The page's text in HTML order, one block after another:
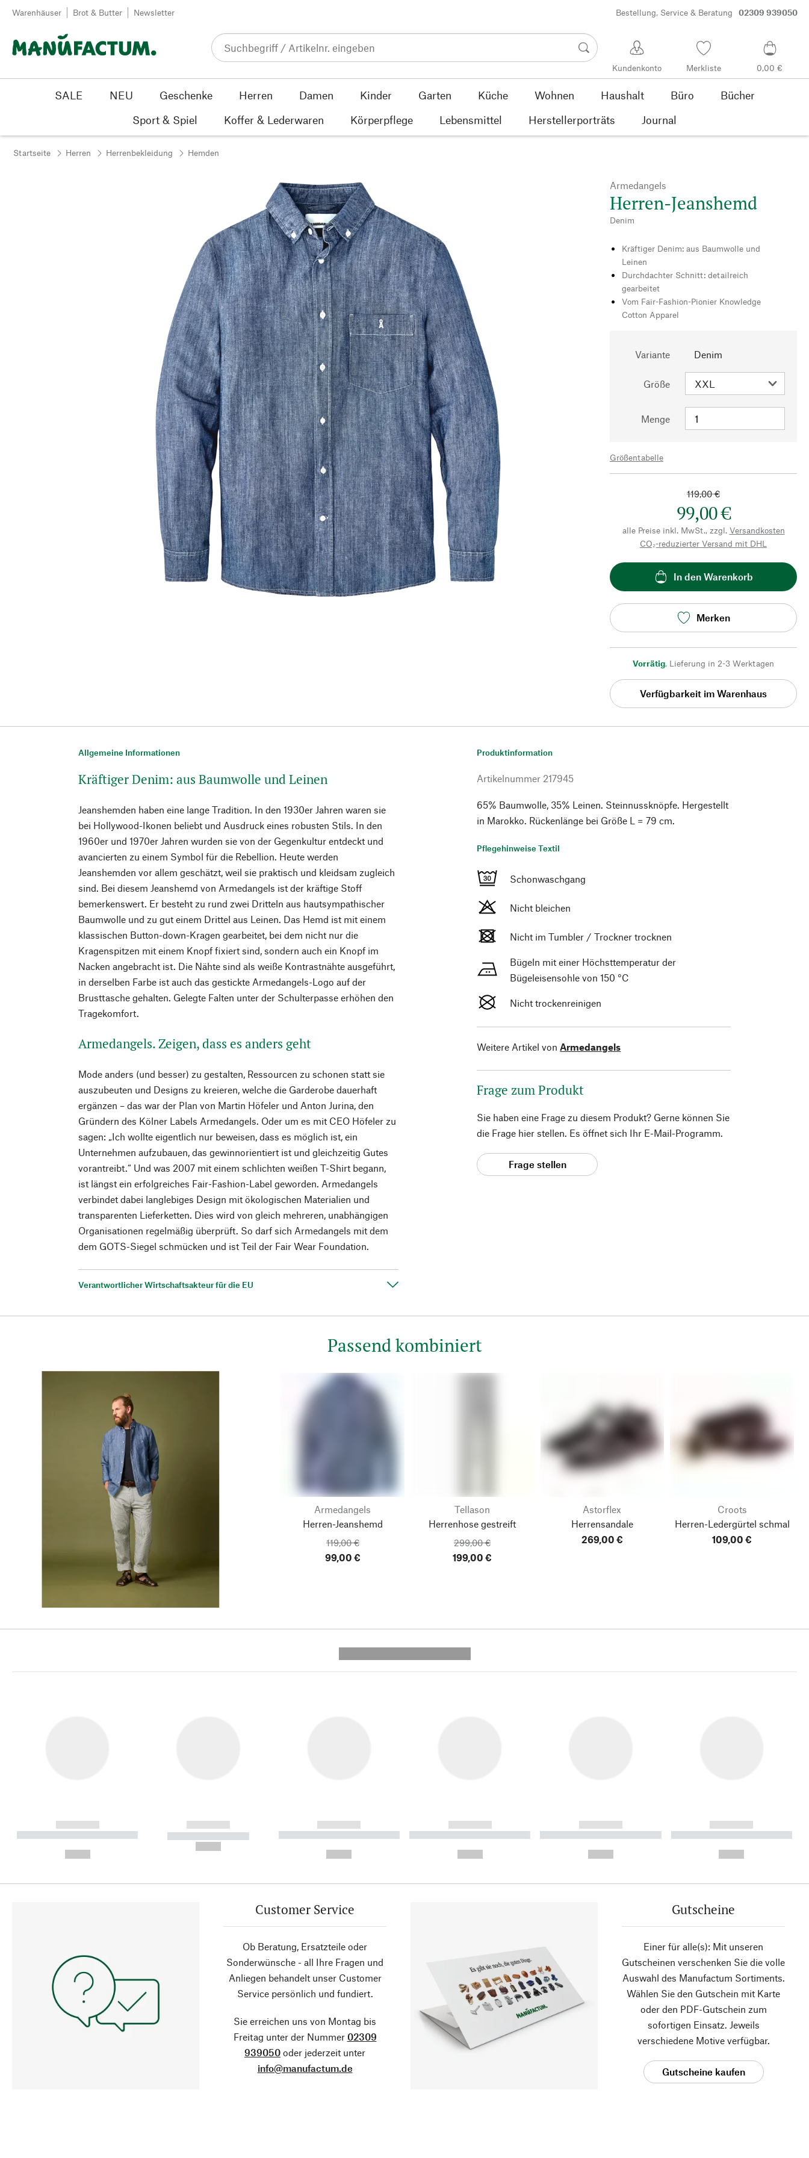
Zum Inhalt springen
Warenhäuser Brot & Butter Newsletter Bestellung, Service & Beratung 02309 939050
Kundenkonto Merkliste 0,00 €
SALE NEU Geschenke Herren Damen Kinder Garten Küche Wohnen Haushalt Büro
Bücher
Sport & Spiel
Koffer & Lederwaren Körperpflege Lebensmittel Herstellerporträts Journal
Startseite Herren Herrenbekleidung Hemden
Armedangels
Herren-Jeanshemd
Denim
Kräftiger Denim: aus Baumwolle und
Leinen
Durchdachter Schnitt: detailreich
gearbeitet
Vom Fair-Fashion-Pionier Knowledge
Cotton Apparel
Variante Denim
Größe
Menge
Größentabelle
119,00 €
99,00 €
alle Preise inkl. MwSt., zzgl. Versandkosten
CO₂-reduzierter Versand mit DHL
In den Warenkorb
Merken
Vorrätig, Lieferung in 2-3 Werktagen
Verfügbarkeit im Warenhaus
Allgemeine Informationen
Kräftiger Denim: aus Baumwolle und Leinen
Jeanshemden haben eine lange Tradition. In den 1930er Jahren waren sie
bei Hollywood-Ikonen beliebt und Ausdruck eines robusten Stils. In den
1960er und 1970er Jahren wurden sie von der Gegenkultur entdeckt und
avancierten zu einem Symbol für die Rebellion. Heute werden
Jeanshemden vor allem geschätzt, weil sie praktisch und kleidsam zugleich
sind. Bei diesem Jeanshemd von Armedangels ist der kräftige Stoff
bemerkenswert. Er besteht zu rund zwei Dritteln aus hautsympathischer
Baumwolle und zu gut einem Drittel aus Leinen. Das Hemd ist mit einem
klassischen Button-down-Kragen gearbeitet, bei dem nicht nur die
Kragenspitzen mit einem Knopf fixiert sind, sondern auch ein Knopf im
Nacken angebracht ist. Die Nähte sind als weiße Kontrastnähte ausgeführt,
in derselben Farbe ist auch das gestickte Armedangels-Logo auf der
Brusttasche gehalten. Gelegte Falten unter der Schulterpasse erhöhen den
Tragekomfort.
Armedangels. Zeigen, dass es anders geht
Mode anders (und besser) zu gestalten, Ressourcen zu schonen statt sie
auszubeuten und Designs zu kreieren, welche die Garderobe dauerhaft
ergänzen – das war der Plan von Martin Höfeler und Anton Jurina, den
Gründern des Kölner Labels Armedangels. Oder um es mit CEO Höfeler zu
sagen: „Ich wollte eigentlich nur beweisen, dass es möglich ist, ein
Unternehmen aufzubauen, das gewinnorientiert ist und gleichzeitig Gutes
vorantreibt.“ Und was 2007 mit einem schlichten weißen T-Shirt begann,
ist längst ein erfolgreiches Fair-Fashion-Label geworden. Armedangels
verbindet dabei langlebiges Design mit ökologischen Materialien und
transparenten Lieferketten. Dies wird von gleich mehreren, unabhängigen
Organisationen regelmäßig überprüft. So darf sich Armedangels mit dem
dem GOTS-Siegel schmücken und ist Teil der Fair Wear Foundation.
Verantwortlicher Wirtschaftsakteur für die EU
Produktinformation
Artikelnummer 217945
65% Baumwolle, 35% Leinen. Steinnussknöpfe. Hergestellt
in Marokko. Rückenlänge bei Größe L = 79 cm.
Pflegehinweise Textil
Schonwaschgang
Nicht bleichen
Nicht im Tumbler / Trockner trocknen
Bügeln mit einer Höchsttemperatur der
Bügeleisensohle von 150 °C
Nicht trockenreinigen
Weitere Artikel von Armedangels
Frage zum Produkt
Sie haben eine Frage zu diesem Produkt? Gerne können Sie
die Frage hier stellen. Es öffnet sich Ihr E-Mail-Programm.
Frage stellen
Passend kombiniert
Armedangels
Herren-Jeanshemd
119,00 €
99,00 €
Tellason
Herrenhose gestreift
299,00 €
199,00 €
Astorflex
Herrensandale
269,00 €
Croots
Herren-Ledergürtel schmal
109,00 €
------------
----------- ----------- ----------
------------
----------- -----------
------------
----------- ----------- ----------
------------
----------- ----------- ----------
------------
----------- ----------- ----------
------------
----------- ----------- ----------
Customer Service
Ob Beratung, Ersatzteile oder
Sonderwünsche - all Ihre Fragen und
Anliegen behandelt unser Customer
Service persönlich und fundiert.
Sie erreichen uns von Montag bis
Freitag unter der Nummer 02309
939050 oder jederzeit unter
info@manufactum.de
Gutscheine
Einer für alle(s): Mit unseren
Gutscheinen verschenken Sie die volle
Auswahl des Manufactum Sortiments.
Wählen Sie den Gutschein mit Karte
oder den PDF-Gutschein zum
sofortigen Einsatz. Jeweils
verschiedene Motive verfügbar.
Gutscheine kaufen